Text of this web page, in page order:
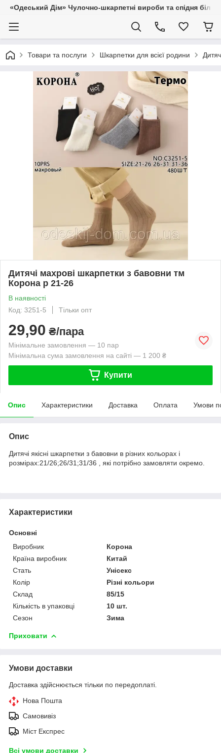
«Одеський Дім» Чулочно-шкарпетні вироби та спідня
Товари та послуги Шкарпетки для всієї родини
Дитячі махрові шкарпетки з бавовни тм
Корона р 21-26
В наявності
Код: 3251-5
Тільки опт
29,90 ₴/пара
Мінімальне замовлення — 10 пар
Мінімальна сума замовлення на сайті — 1 200 ₴
Купити
Опис Характеристики Доставка Оплата Умови
Опис
Дитячі якісні шкарпетки з бавовни в різних кольорах і
розмірах:21/26;26/31;31/36 , які потрібно замовляти окремо.
Характеристики
Основні
Виробник
Корона
Країна виробник
Китай
Стать
Унісекс
Колір
Різні кольори
Склад
85/15
Кількість в упаковці
10 шт.
Сезон
Зима
Приховати
Умови доставки
Доставка здійснюється тільки по передоплаті.
Нова Пошта
Самовивіз
Міст Експрес
Всі умови доставки